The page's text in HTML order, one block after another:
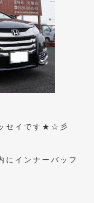
セイです★☆彡
にインナーバッフ